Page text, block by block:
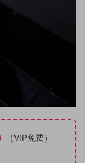
（VIP免费）